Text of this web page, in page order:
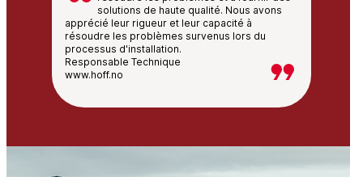
solutions de haute qualité. Nous avons
apprécié leur rigueur et leur capacité à
résoudre les problèmes survenus lors du
processus d'installation.
Responsable Technique
www.hoff.no